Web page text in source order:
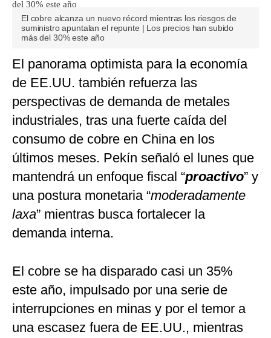
El cobre alcanza un nuevo récord mientras los riesgos de
suministro apuntalan el repunte | Los precios han subido
más del 30% este año
El panorama optimista para la economía
de EE.UU. también refuerza las
perspectivas de demanda de metales
industriales, tras una fuerte caída del
consumo de cobre en China en los
últimos meses. Pekín señaló el lunes que
mantendrá un enfoque fiscal “proactivo” y
una postura monetaria “moderadamente
laxa” mientras busca fortalecer la
demanda interna.
El cobre se ha disparado casi un 35%
este año, impulsado por una serie de
interrupciones en minas y por el temor a
una escasez fuera de EE.UU., mientras